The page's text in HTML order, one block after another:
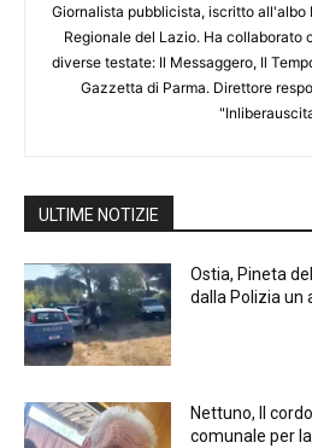
Giornalista pubblicista, iscritto all'albo
Regionale del Lazio. Ha collaborato
diverse testate: Il Messaggero, Il
Gazzetta di Parma. Direttore
ULTIME NOTIZIE
Ostia, Pineta
dalla Polizia
Nettuno, Il
comunale per